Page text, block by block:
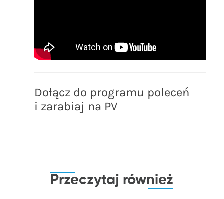
Dołącz do programu poleceń
i zarabiaj na PV
Przeczytaj również